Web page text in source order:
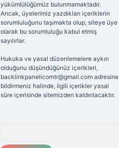
yükümlülüğümüz bulunmamaktadır.
Ancak, üyelerimiz yazdıkları içeriklerin
sorumluluğunu taşımakta olup, siteye üye
olarak bu sorumluluğu kabul etmiş
sayılırlar.
Hukuka ve yasal düzenlemelere aykırı
olduğunu düşündüğünüz içerikleri,
backlinkpanelicomtr@gmail.comadresine
bildirmeniz halinde, ilgili içerikler yasal
süre içerisinde sitemizden kaldırılacaktır.